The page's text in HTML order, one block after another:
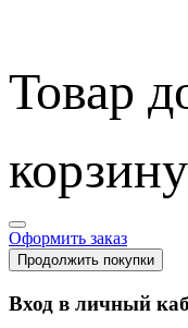
Товар
корзину
Оформить заказ
Продолжить покупки
Вход в личный